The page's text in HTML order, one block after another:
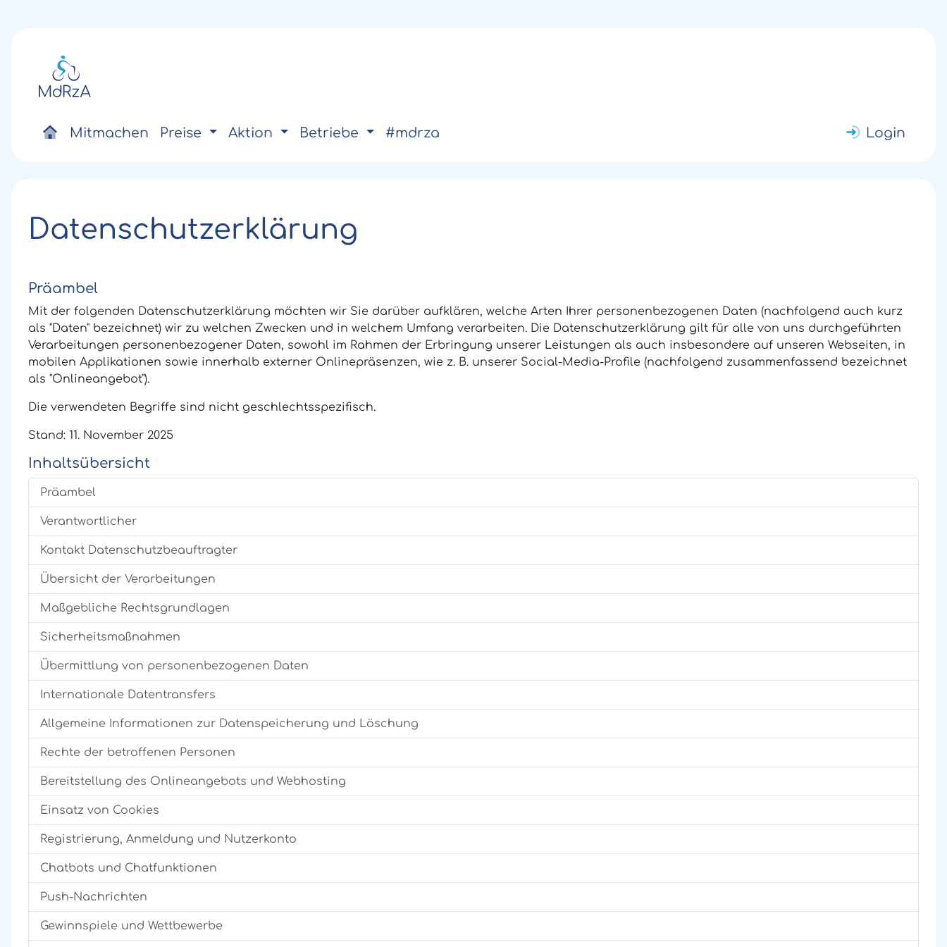
Mitmachen Preise Aktion Betriebe #mdrza Login
Datenschutzerklärung
Präambel
Mit der folgenden Datenschutzerklärung möchten wir Sie darüber aufklären, welche Arten Ihrer personenbezogenen Daten (nachfolgend auch kurz
als "Daten" bezeichnet) wir zu welchen Zwecken und in welchem Umfang verarbeiten. Die Datenschutzerklärung gilt für alle von uns durchgeführten
Verarbeitungen personenbezogener Daten, sowohl im Rahmen der Erbringung unserer Leistungen als auch insbesondere auf unseren Webseiten, in
mobilen Applikationen sowie innerhalb externer Onlinepräsenzen, wie z. B. unserer Social-Media-Profile (nachfolgend zusammenfassend bezeichnet
als "Onlineangebot").
Die verwendeten Begriffe sind nicht geschlechtsspezifisch.
Stand: 11. November 2025
Inhaltsübersicht
Präambel
Verantwortlicher
Kontakt Datenschutzbeauftragter
Übersicht der Verarbeitungen
Maßgebliche Rechtsgrundlagen
Sicherheitsmaßnahmen
Übermittlung von personenbezogenen Daten
Internationale Datentransfers
Allgemeine Informationen zur Datenspeicherung und Löschung
Rechte der betroffenen Personen
Bereitstellung des Onlineangebots und Webhosting
Einsatz von Cookies
Registrierung, Anmeldung und Nutzerkonto
Chatbots und Chatfunktionen
Push-Nachrichten
Gewinnspiele und Wettbewerbe